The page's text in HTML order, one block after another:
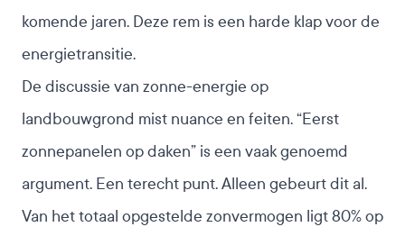
komende jaren. Deze rem is een harde klap voor de
energietransitie.
De discussie van zonne-energie op
landbouwgrond mist nuance en feiten. “Eerst
zonnepanelen op daken” is een vaak genoemd
argument. Een terecht punt. Alleen gebeurt dit al.
Van het totaal opgestelde zonvermogen ligt 80% op